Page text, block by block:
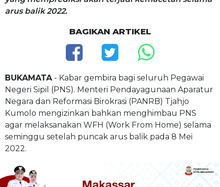
arus balik 2022.
BAGIKAN ARTIKEL
BUKAMATA - Kabar gembira bagi seluruh Pegawai
Negeri Sipil (PNS). Menteri Pendayagunaan Aparatur
Negara dan Reformasi Birokrasi (PANRB) Tjahjo
Kumolo mengizinkan bahkan menghimbau PNS
agar melaksanakan WFH (Work From Home) selama
seminggu setelah puncak arus balik pada 8 Mei
2022.